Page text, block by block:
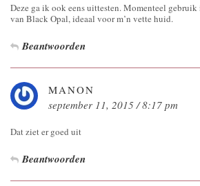
Deze ga ik ook eens uittesten. Momenteel
van Black Opal, ideaal voor m’n vette huid.
Beantwoorden
MANON
september 11, 2015 / 8:17 pm
Dat ziet er goed uit
Beantwoorden